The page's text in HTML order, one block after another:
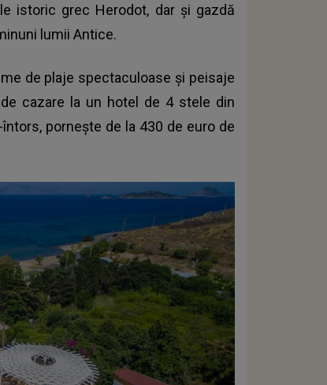
istoric grec Herodot, dar şi gazdă
lumii Antice.
de plaje spectaculoase şi peisaje
cazare la un hotel de 4 stele din
porneşte de la 430 de euro de